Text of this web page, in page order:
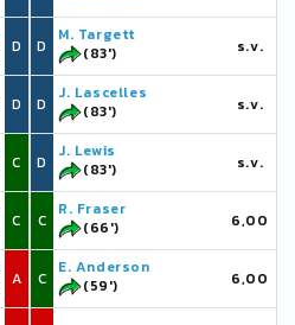
D
D
C
C
A
D
M. Targett
(83')
s.v.
D
J. Lascelles
(83')
s.v.
D
J. Lewis
(83')
s.v.
C
R. Fraser
(66')
6,00
C
E. Anderson
(59')
6,00